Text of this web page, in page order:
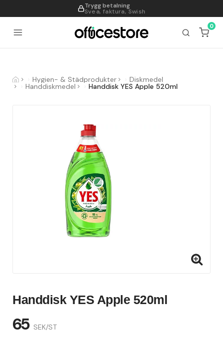
Trygg betalning
Svea, faktura, Swish
995
0
Hygien- & Städprodukter Diskmedel
Handdiskmedel Handdisk YES Apple 520ml
Handdisk YES Apple 520ml
65 SEK/ST